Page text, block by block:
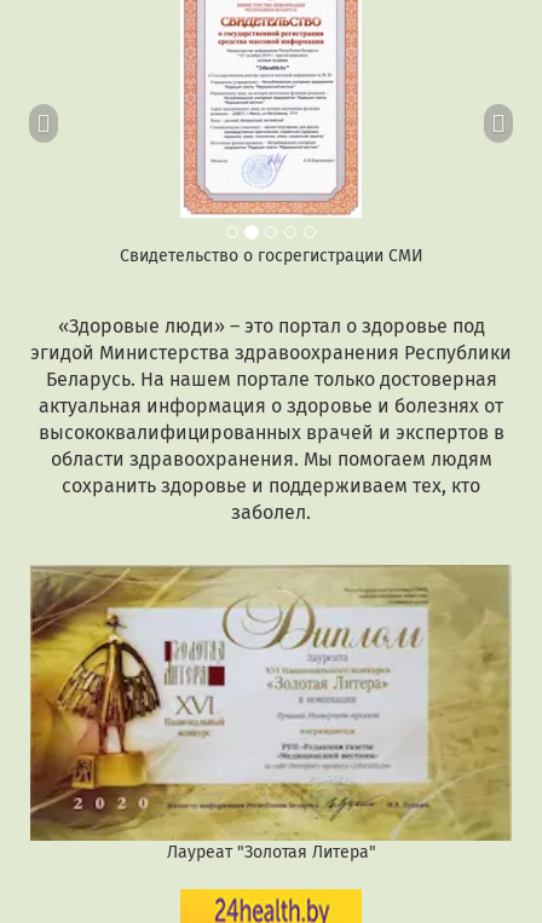
Свидетельство о госрегистрации СМИ
«Здоровые люди» – это портал о здоровье под
эгидой Министерства здравоохранения Республики
Беларусь. На нашем портале только достоверная
актуальная информация о здоровье и болезнях от
высококвалифицированных врачей и экспертов в
области здравоохранения. Мы помогаем людям
сохранить здоровье и поддерживаем тех, кто
заболел.
Лауреат "Золотая Литера"